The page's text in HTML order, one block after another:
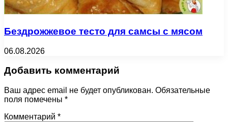
Бездрожжевое тесто для самсы с мясом
06.08.2026
Добавить комментарий
Ваш адрес email не будет опубликован. Обязательные
поля помечены *
Комментарий *